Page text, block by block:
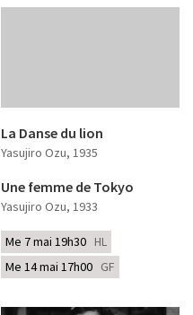
La Danse du lion
Yasujiro Ozu, 1935
Une femme de Tokyo
Yasujiro Ozu, 1933
Me 7 mai 19h30 HL
Me 14 mai 17h00 GF